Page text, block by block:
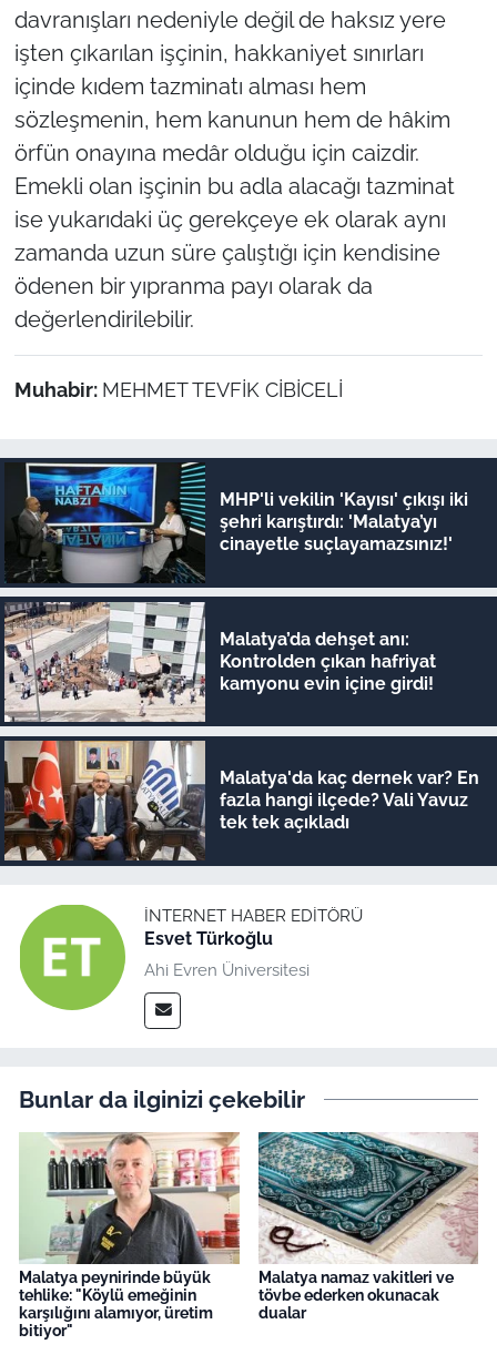
davranışları nedeniyle değil de haksız yere
işten çıkarılan işçinin, hakkaniyet sınırları
içinde kıdem tazminatı alması hem
sözleşmenin, hem kanunun hem de hâkim
örfün onayına medâr olduğu için caizdir.
Emekli olan işçinin bu adla alacağı tazminat
ise yukarıdaki üç gerekçeye ek olarak aynı
zamanda uzun süre çalıştığı için kendisine
ödenen bir yıpranma payı olarak da
değerlendirilebilir.
Muhabir: MEHMET TEVFİK CİBİCELİ
MHP'li vekilin 'Kayısı' çıkışı iki
şehri karıştırdı: 'Malatya’yı
cinayetle suçlayamazsınız!'
Malatya’da dehşet anı:
Kontrolden çıkan hafriyat
kamyonu evin içine girdi!
Malatya'da kaç dernek var? En
fazla hangi ilçede? Vali Yavuz
tek tek açıkladı
İNTERNET HABER EDITÖRÜ
Esvet Türkoğlu
Ahi Evren Üniversitesi
Bunlar da ilginizi çekebilir
Malatya peynirinde büyük
tehlike: "Köylü emeğinin
karşılığını alamıyor, üretim
bitiyor"
Malatya namaz vakitleri ve
tövbe ederken okunacak
dualar